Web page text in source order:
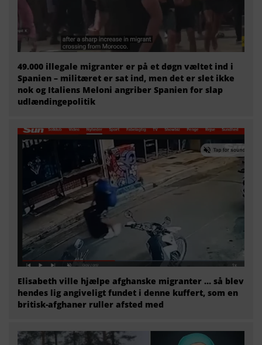
49.000 illegale migranter er på et døgn væltet ind i
Spanien – militæret er sat ind, men det er slet ikke
nok og Italiens Meloni angriber Spanien for slap
udlændingepolitik
Elisabeth ville hjælpe afghanske migranter … så blev
hendes lig angiveligt fundet i denne kuffert, som en
britisk-afghaner ruller afsted med